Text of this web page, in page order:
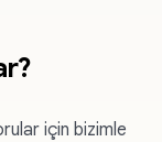
için bizimle